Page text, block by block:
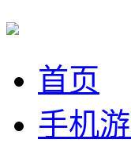
首页
手机